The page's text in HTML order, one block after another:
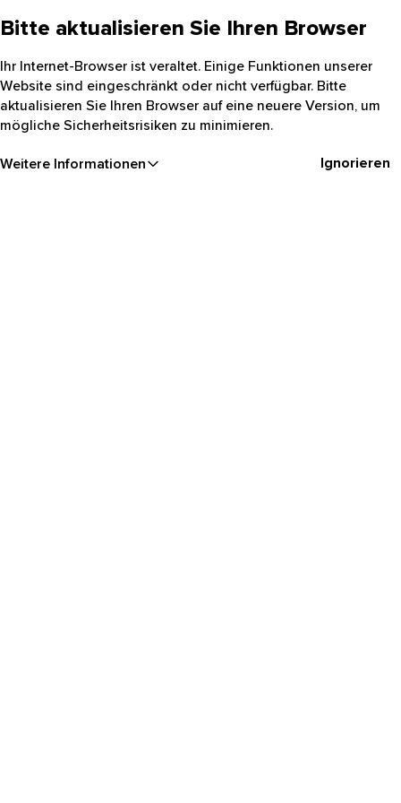
Bitte aktualisieren Sie Ihren Browser
Ihr Internet-Browser ist veraltet. Einige Funktionen unserer
Website sind eingeschränkt oder nicht verfügbar. Bitte
aktualisieren Sie Ihren Browser auf eine neuere Version, um
mögliche Sicherheitsrisiken zu minimieren.
Weitere Informationen Ignorieren